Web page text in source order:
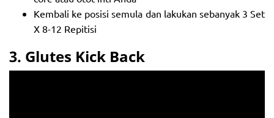
Kembali ke posisi semula dan lakukan sebanyak 3 Set
X 8-12 Repitisi
3. Glutes Kick Back